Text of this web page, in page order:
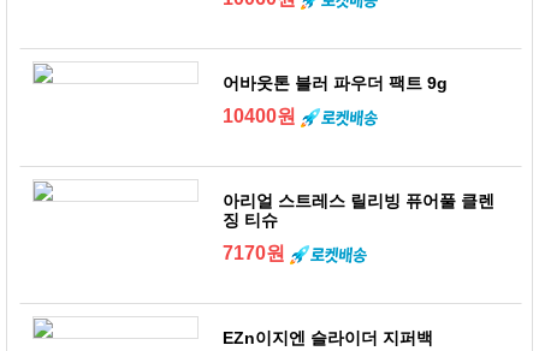
어바웃톤 블러 파우더 팩트 9g
10400원
아리얼 스트레스 릴리빙 퓨어풀 클렌
징 티슈
7170원
EZn이지엔 슬라이더 지퍼백